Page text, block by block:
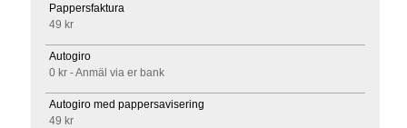
Pappersfaktura
49 kr
Autogiro
0 kr - Anmäl via er bank
Autogiro med pappersavisering
49 kr